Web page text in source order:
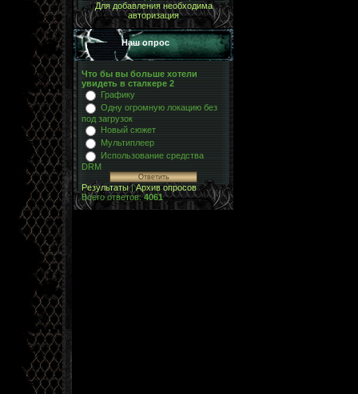
Для добавления необходима
авторизация
Наш опрос
Что бы вы больше хотели
увидеть в сталкере 2
Графику
Одну огромную локацию без
под загрузок
Новый сюжет
Мультиплеер
Использование средства
DRM
Результаты|Архив опросов
Всего ответов:4061